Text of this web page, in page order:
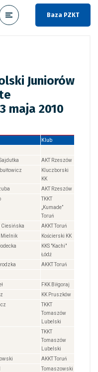
Baza PZKT
Juniorów
maja 2010
Klub
AKT Rzeszów
Kluczborski
KK
AKT Rzeszów
TKKT
„Kumade”
Toruń
Ciesińska
AKKT Toruń
Mielnik
Kościerski KK
KKS "Kachi"
Łódź
AKKT Toruń
FKK Biłgoraj
KK Pruszków
TKKT
Tomaszów
Lubelski
TKKT
Tomaszów
Lubelski
AKKT Toruń
Tomaszowski